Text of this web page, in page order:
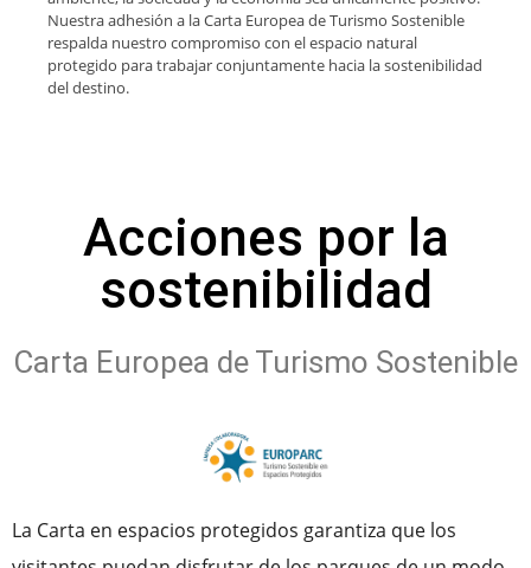
Nuestra adhesión a la Carta Europea de Turismo Sostenible
respalda nuestro compromiso con el espacio natural
protegido para trabajar conjuntamente hacia la sostenibilidad
del destino.
Acciones por la
sostenibilidad
Carta Europea de Turismo Sostenible
La Carta en espacios protegidos garantiza que los